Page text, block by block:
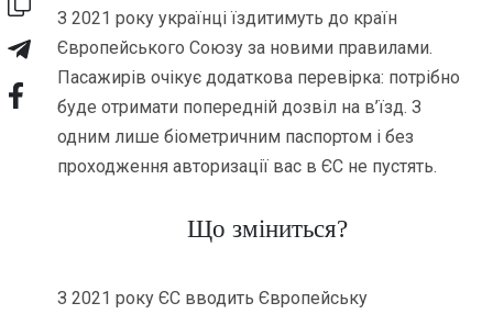
З 2021 року українці їздитимуть до країн
Європейського Союзу за новими правилами.
Пасажирів очікує додаткова перевірка: потрібно
буде отримати попередній дозвіл на в’їзд. З
одним лише біометричним паспортом і без
проходження авторизації вас в ЄС не пустять.
Що зміниться?
З 2021 року ЄС вводить Європейську